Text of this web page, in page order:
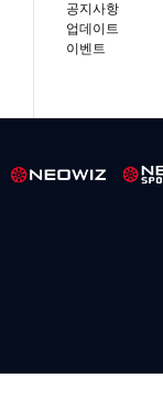
공지사항
업데이트
이벤트